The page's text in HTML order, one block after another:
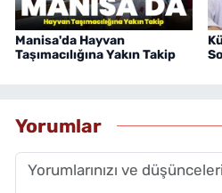
Manisa'da Hayvan
Taşımacılığına Yakın Takip
Yorumlar